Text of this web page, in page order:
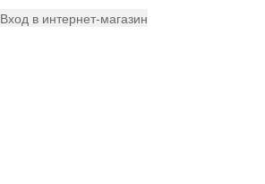
Вход в интернет-магазин